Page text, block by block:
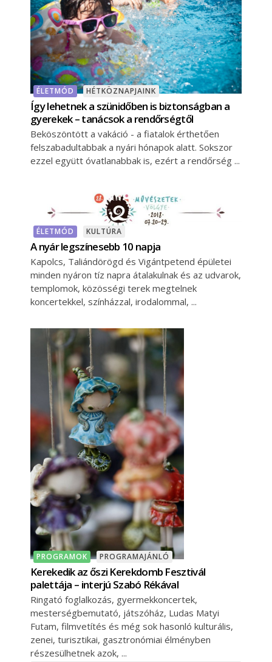
ÉLETMÓD HÉTKÖZNAPJAINK
Így lehetnek a szünidőben is biztonságban a
gyerekek – tanácsok a rendőrségtől
Beköszöntött a vakáció - a fiatalok érthetően
felszabadultabbak a nyári hónapok alatt. Sokszor
ezzel együtt óvatlanabbak is, ezért a rendőrség
ÉLETMÓD KULTÚRA
A nyár legszínesebb 10 napja
Kapolcs, Taliándörögd és Vigántpetend épületei
minden nyáron tíz napra átalakulnak és az udvarok,
templomok, közösségi terek megtelnek
koncertekkel, színházzal, irodalommal,
PROGRAMOK PROGRAMAJÁNLÓ
Kerekedik az őszi Kerekdomb Fesztivál
palettája – interjú Szabó Rékával
Ringató foglalkozás, gyermekkoncertek,
mesterségbemutató, játszóház, Ludas Matyi
Futam, filmvetítés és még sok hasonló kulturális,
zenei, turisztikai, gasztronómiai élményben
részesülhetnek azok,